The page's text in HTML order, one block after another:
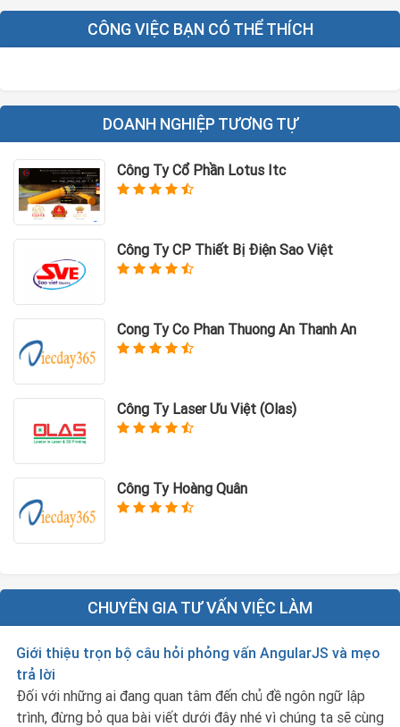
CÔNG VIỆC BẠN CÓ THỂ THÍCH
DOANH NGHIỆP TƯƠNG TỰ
Công Ty Cổ Phần Lotus Itc
Công Ty CP Thiết Bị Điện Sao Việt
Cong Ty Co Phan Thuong An Thanh An
Công Ty Laser Ưu Việt (Olas)
Công Ty Hoàng Quân
CHUYÊN GIA TƯ VẤN VIỆC LÀM
Giới thiệu trọn bộ câu hỏi phỏng vấn AngularJS và mẹo
trả lời
Đối với những ai đang quan tâm đến chủ đề ngôn ngữ lập
trình, đừng bỏ qua bài viết dưới đây nhé vì chúng ta sẽ cùng